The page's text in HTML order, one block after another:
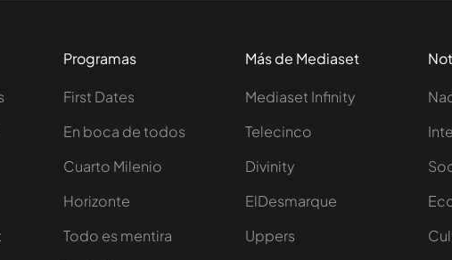
Programas
First Dates
En boca de todos
Cuarto Milenio
Horizonte
Todo es mentira
Más de Mediaset
Mediaset Infinity
Telecinco
Divinity
ElDesmarque
Uppers